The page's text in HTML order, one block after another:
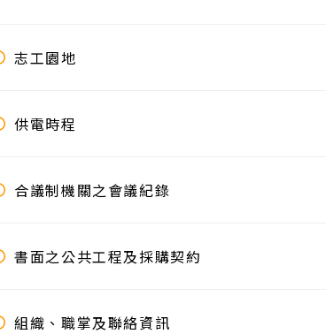
志工園地
供電時程
合議制機關之會議紀錄
書面之公共工程及採購契約
組織、職掌及聯絡資訊